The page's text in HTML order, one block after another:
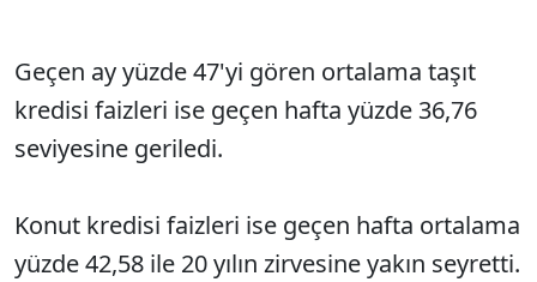
Geçen ay yüzde 47'yi gören ortalama taşıt
kredisi faizleri ise geçen hafta yüzde 36,76
seviyesine geriledi.
Konut kredisi faizleri ise geçen hafta ortalama
yüzde 42,58 ile 20 yılın zirvesine yakın seyretti.